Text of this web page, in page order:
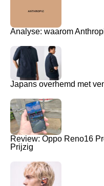
Analyse: waarom
Japans overhemd met
Review: Oppo Reno16
Prijzig